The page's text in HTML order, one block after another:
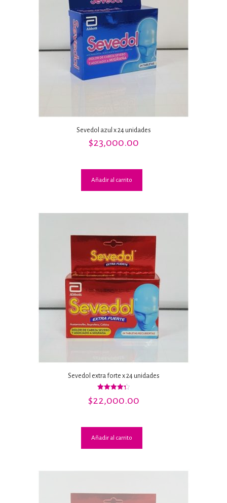
Sevedol azul x 24 unidades
$23,000.00
Añadir al carrito
Sevedol extra forte x 24 unidades
con
$22,000.00
Añadir al carrito